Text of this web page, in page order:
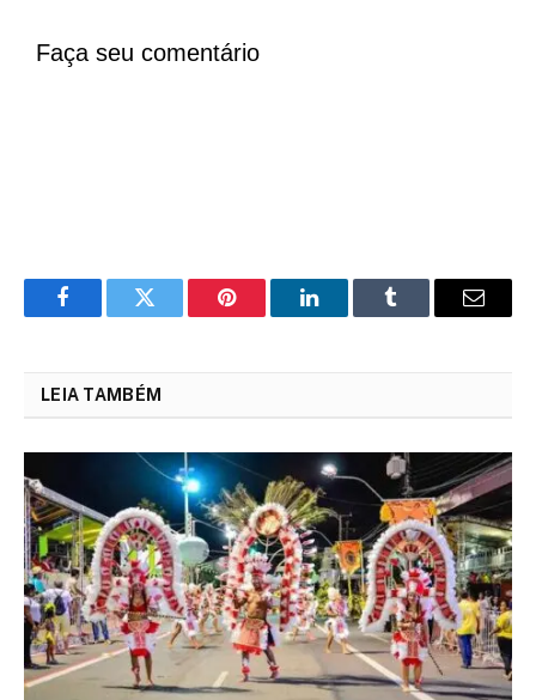
Faça seu comentário
FacebookTwitter Pinterest LinkedInTumblr Email
LEIA TAMBÉM